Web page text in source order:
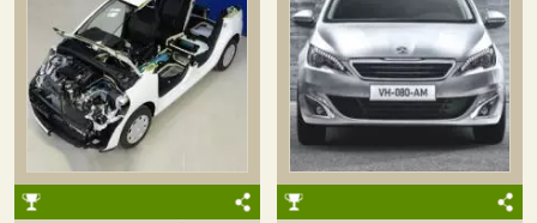
Perguntas Frequentes
Sobre
Contato